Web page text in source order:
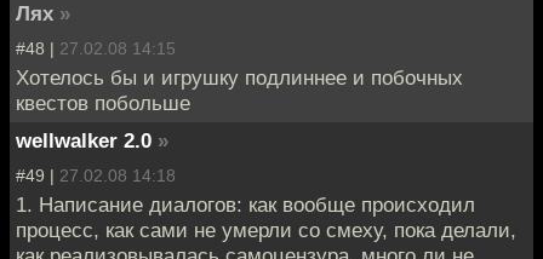
Лях »
#48 | 27.02.08 14:15
Хотелось бы и игрушку подлиннее и побочных
квестов побольше
wellwalker 2.0 »
#49 | 27.02.08 14:18
1. Написание диалогов: как вообще происходил
процесс, как сами не умерли со смеху, пока делали,